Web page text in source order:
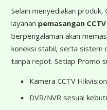
Selain menyediakan produk,
layanan pemasangan
berpengalaman akan
koneksi stabil, serta sistem
tanpa repot. Setiap Promo
Kamera CCTV Hikvision
DVR/NVR sesuai